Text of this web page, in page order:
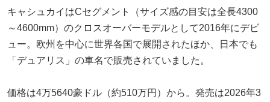
キャシュカイはCセグメント（サイズ感の目安は全長4300
～4600mm）のクロスオーバーモデルとして2016年にデビ
ュー。欧州を中心に世界各国で展開されたほか、日本でも
「デュアリス」の車名で販売されていました。
価格は4万5640豪ドル（約510万円）から。発売は2026年3